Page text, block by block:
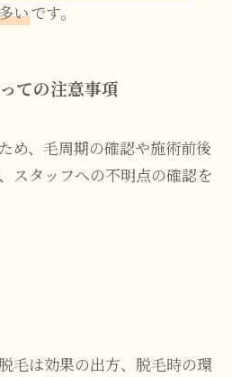
いです。
ての注意事項
め、毛周期の確認や施術前後
スタッフへの不明点の確認を
毛は効果の出方、脱毛時の環